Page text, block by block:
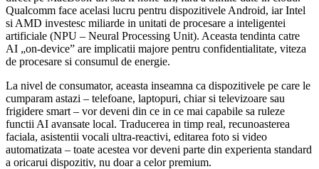
Qualcomm face acelasi lucru pentru dispozitivele Android, iar Intel
si AMD investesc miliarde in unitati de procesare a inteligentei
artificiale (NPU – Neural Processing Unit). Aceasta tendinta catre
AI „on-device” are implicatii majore pentru confidentialitate, viteza
de procesare si consumul de energie.
La nivel de consumator, aceasta inseamna ca dispozitivele pe care le
cumparam astazi – telefoane, laptopuri, chiar si televizoare sau
frigidere smart – vor deveni din ce in ce mai capabile sa ruleze
functii AI avansate local. Traducerea in timp real, recunoasterea
faciala, asistentii vocali ultra-reactivi, editarea foto si video
automatizata – toate acestea vor deveni parte din experienta standard
a oricarui dispozitiv, nu doar a celor premium.